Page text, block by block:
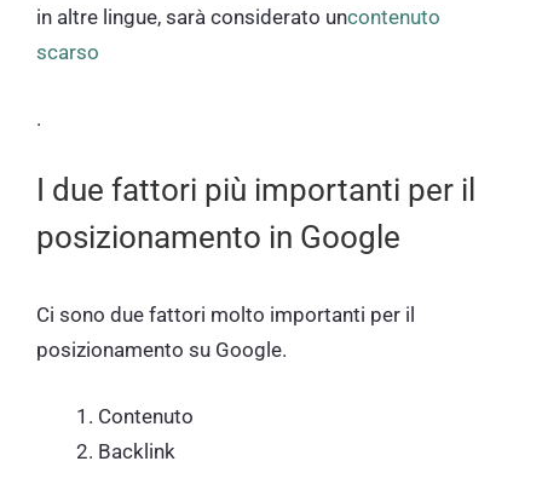
in altre lingue, sarà considerato uncontenuto
scarso
.
I due fattori più importanti per il
posizionamento in Google
Ci sono due fattori molto importanti per il
posizionamento su Google.
Contenuto
Backlink